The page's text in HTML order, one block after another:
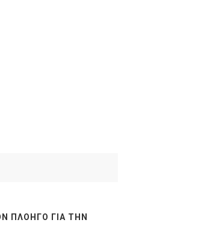
ΠΛΟΗΓΌ ΓΙΑ ΤΗΝ